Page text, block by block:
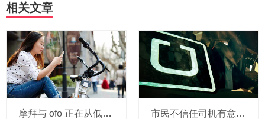
相关文章
摩拜与 ofo 正在从低端出发颠覆滴滴？三家的机会与风险 市民不信任司机有意见，Uber的匹兹堡自动驾驶路试难度不小，路况也来捣乱